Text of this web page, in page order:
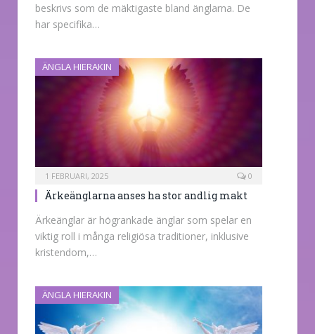
beskrivs som de mäktigaste bland änglarna. De
har specifika…
ÄNGLA HIERAKIN
1 FEBRUARI, 2025 0
Ärkeänglarna anses ha stor andlig makt
Ärkeänglar är högrankade änglar som spelar en
viktig roll i många religiösa traditioner, inklusive
kristendom,…
ÄNGLA HIERAKIN